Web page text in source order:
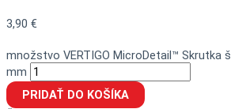
3,90 €
množstvo VERTIGO MicroDetail™ Skrutka
mm
PRIDAŤ DO KOŠÍKA